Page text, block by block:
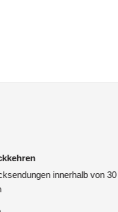
innerhalb von 30